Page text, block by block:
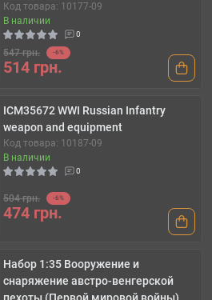
Код товара: 10177-09
В наличии
0
547 грн. -6%
514 грн.
ICM35672 WWI Russian Infantry
weapon and equipment
Код товара: 10187-09
В наличии
0
504 грн. -6%
474 грн.
Набор 1:35 Вооружение и
снаряжение австро-венгерской